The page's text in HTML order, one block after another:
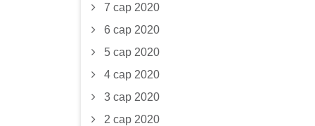
7 сар 2020
6 сар 2020
5 сар 2020
4 сар 2020
3 сар 2020
2 сар 2020